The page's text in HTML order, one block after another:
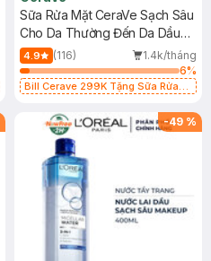
Sữa Rửa Mặt CeraVe Sạch Sâu
Cho Da Thường Đến Da Dầu
473ml
4.9 (116)
1.4k/tháng
6%
Bill Cerave 299K Tặng Sữa Rửa
-49 %